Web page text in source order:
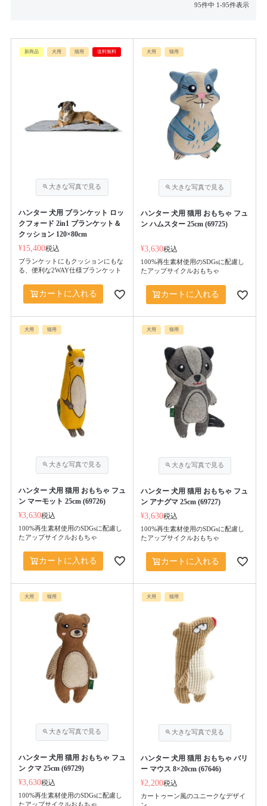
95件中 1-95件表示
新商品 犬用 猫用 送料無料
ハンター 犬用 ブランケット ロッ
クフォード 2in1 ブランケット＆
クッション 120×80cm
¥15,400税込
ブランケットにもクッションにもな
る、便利な2WAY仕様ブランケット
カートに入れる
犬用 猫用
ハンター 犬用 猫用 おもちゃ フュ
ン ハムスター 25cm (69725)
¥3,630税込
100%再生素材使用のSDGsに配慮し
たアップサイクルおもちゃ
カートに入れる
犬用 猫用
ハンター 犬用 猫用 おもちゃ フュ
ン マーモット 25cm (69726)
¥3,630税込
100%再生素材使用のSDGsに配慮し
たアップサイクルおもちゃ
カートに入れる
犬用 猫用
ハンター 犬用 猫用 おもちゃ フュ
ン アナグマ 25cm (69727)
¥3,630税込
100%再生素材使用のSDGsに配慮し
たアップサイクルおもちゃ
カートに入れる
犬用 猫用
ハンター 犬用 猫用 おもちゃ フュ
ン クマ 25cm (69729)
¥3,630税込
100%再生素材使用のSDGsに配慮し
たアップサイクルおもちゃ
犬用 猫用
ハンター 犬用 猫用 おもちゃ バリ
ー マウス 8×20cm (67646)
¥2,200税込
カートゥーン風のユニークなデザイ